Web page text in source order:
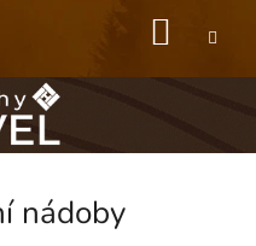
nádoby